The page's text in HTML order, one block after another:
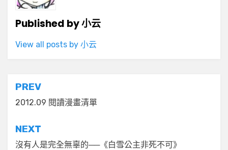
Published by小云
View all posts by 小云
文
章
導
覽
PREV
2012.09 閱讀漫畫清單
NEXT
沒有人是完全無辜的──《白雪公主非死不可》